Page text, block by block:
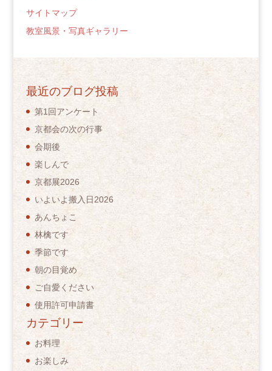
サイトマップ
教室風景・写真ギャラリー
最近のブログ投稿
第1回アンケート
京都会の次の行事
会期後
楽しんで
京都展2026
いよいよ搬入日2026
あんちょこ
林檎です
季節です
朝の目覚め
ご自愛ください
使用許可申請書
カテゴリー
お料理
お楽しみ